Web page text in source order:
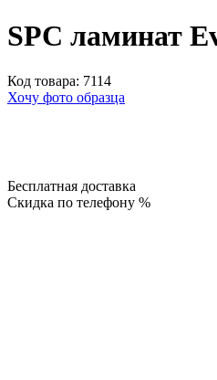
SPC ламинат
Код товара: 7114
Хочу фото образца
Бесплатная доставка
Скидка по телефону %